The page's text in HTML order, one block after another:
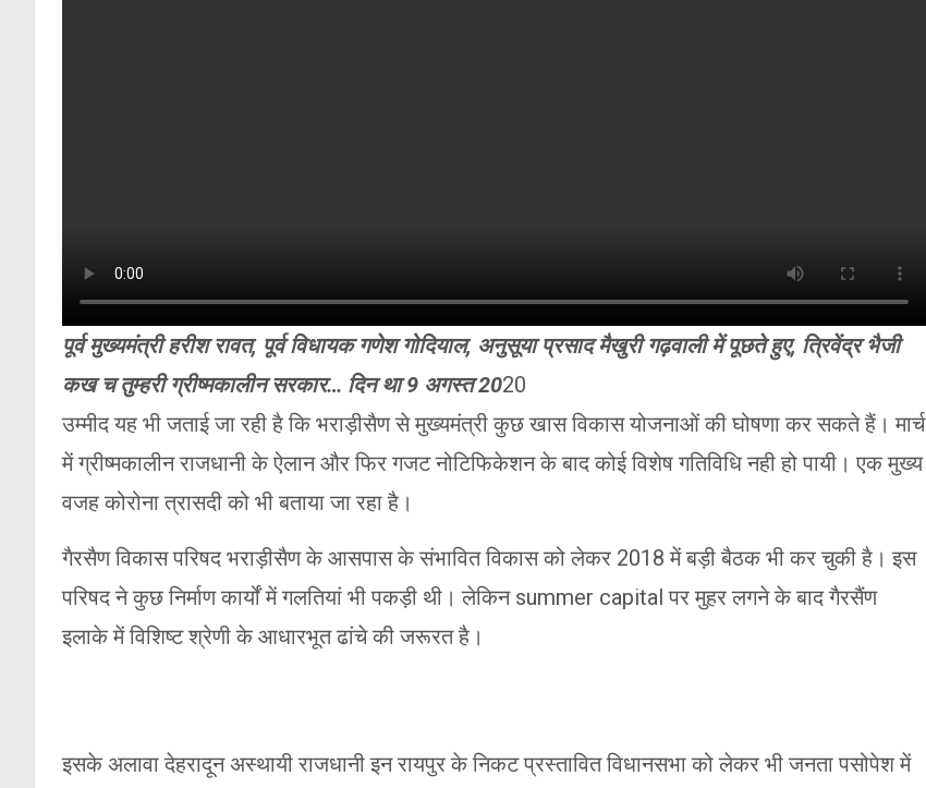
पूर्व मुख्यमंत्री हरीश रावत, पूर्व विधायक गणेश गोदियाल, अनुसूया प्रसाद मैखुरी गढ़वाली में पूछते हुए, त्रिवेंद्र भैजी
कख च तुम्हरी ग्रीष्मकालीन सरकार… दिन था 9 अगस्त 2020
उम्मीद यह भी जताई जा रही है कि भराड़ीसैण से मुख्यमंत्री कुछ खास विकास योजनाओं की घोषणा कर सकते हैं। मार्च
में ग्रीष्मकालीन राजधानी के ऐलान और फिर गजट नोटिफिकेशन के बाद कोई विशेष गतिविधि नही हो पायी। एक मुख्य
वजह कोरोना त्रासदी को भी बताया जा रहा है।
गैरसैण विकास परिषद भराड़ीसैण के आसपास के संभावित विकास को लेकर 2018 में बड़ी बैठक भी कर चुकी है। इस
परिषद ने कुछ निर्माण कार्यों में गलतियां भी पकड़ी थी। लेकिन summer capital पर मुहर लगने के बाद गैरसैंण
इलाके में विशिष्ट श्रेणी के आधारभूत ढांचे की जरूरत है।
इसके अलावा देहरादून अस्थायी राजधानी इन रायपुर के निकट प्रस्तावित विधानसभा को लेकर भी जनता पसोपेश में